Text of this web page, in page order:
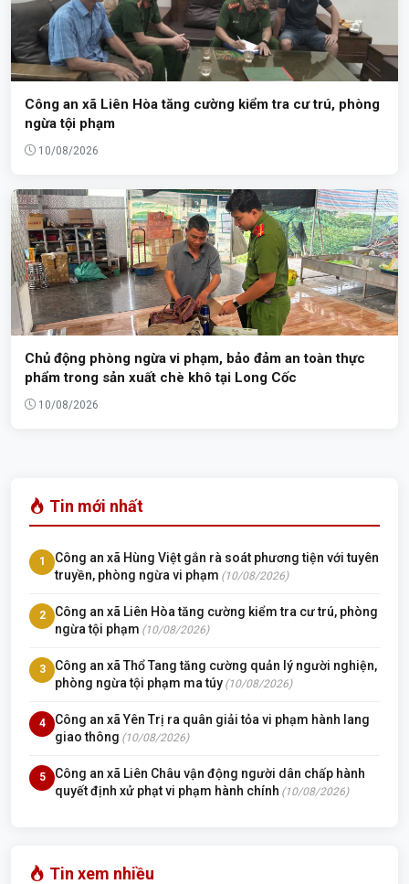
Công an xã Liên Hòa tăng cường kiểm tra cư trú, phòng
ngừa tội phạm
10/08/2026
Chủ động phòng ngừa vi phạm, bảo đảm an toàn thực
phẩm trong sản xuất chè khô tại Long Cốc
10/08/2026
Tin mới nhất
1
Công an xã Hùng Việt gắn rà soát phương tiện với tuyên
truyền, phòng ngừa vi phạm (10/08/2026)
2
Công an xã Liên Hòa tăng cường kiểm tra cư trú, phòng
ngừa tội phạm (10/08/2026)
3
Công an xã Thổ Tang tăng cường quản lý người nghiện,
phòng ngừa tội phạm ma túy (10/08/2026)
4
Công an xã Yên Trị ra quân giải tỏa vi phạm hành lang
giao thông (10/08/2026)
5
Công an xã Liên Châu vận động người dân chấp hành
quyết định xử phạt vi phạm hành chính (10/08/2026)
Tin xem nhiều